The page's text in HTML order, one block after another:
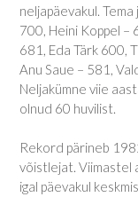
neljapäevakul.
700, Heini Koppel –
681, Eda Tärk 600,
Anu Saue – 581,
Neljakümne viie
olnud 60 huvilist.
Rekord pärineb
võistlejat. Viimastel
igal päevakul